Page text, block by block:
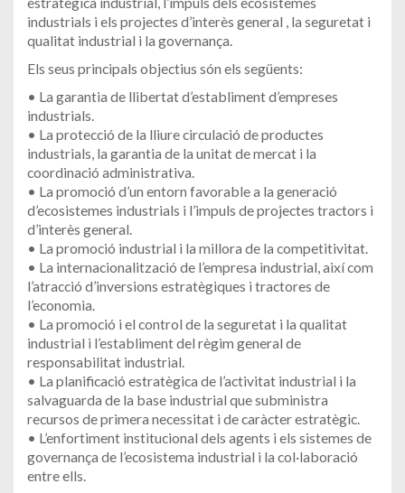
industrials i els projectes d’interès general , la seguretat i
qualitat industrial i la governança.
Els seus principals objectius són els següents:
• La garantia de llibertat d’establiment d’empreses
industrials.
• La protecció de la lliure circulació de productes
industrials, la garantia de la unitat de mercat i la
coordinació administrativa.
• La promoció d’un entorn favorable a la generació
d’ecosistemes industrials i l’impuls de projectes tractors i
d’interès general.
• La promoció industrial i la millora de la competitivitat.
• La internacionalització de l’empresa industrial, així com
l’atracció d’inversions estratègiques i tractores de
l’economia.
• La promoció i el control de la seguretat i la qualitat
industrial i l’establiment del règim general de
responsabilitat industrial.
• La planificació estratègica de l’activitat industrial i la
salvaguarda de la base industrial que subministra
recursos de primera necessitat i de caràcter estratègic.
• L’enfortiment institucional dels agents i els sistemes de
governança de l’ecosistema industrial i la col·laboració
entre ells.